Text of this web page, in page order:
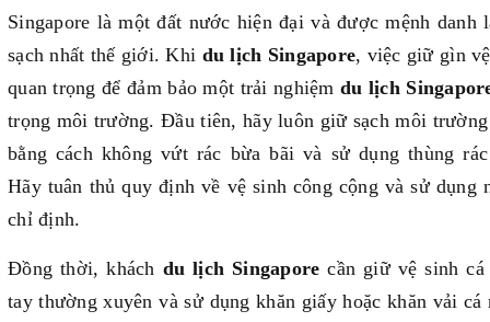
Singapore là một đất nước hiện đại và được mệnh danh
sạch nhất thế giới. Khi du lịch Singapore, việc giữ gìn
quan trọng để đảm bảo một trải nghiệmdu lịch
trọng môi trường. Đầu tiên, hãy luôn giữ sạch môi trường
bằng cách không vứt rác bừa bãi và sử dụng thùng
Hãy tuân thủ quy định về vệ sinh công cộng và sử dụng
chỉ định.
Đồng thời, khách du lịch Singapore cần giữ vệ sinh cá
tay thường xuyên và sử dụng khăn giấy hoặc khăn vải